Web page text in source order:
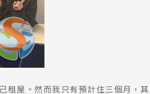
租屋。然而我只有預計住三個月，